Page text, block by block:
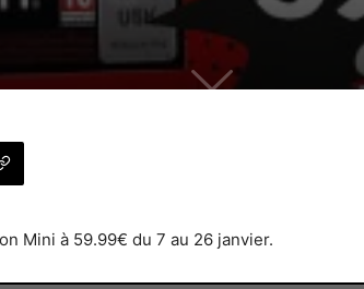
Mini à 59.99€ du 7 au 26 janvier.